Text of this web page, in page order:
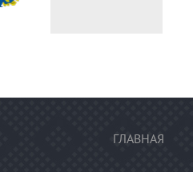
ГЛАВНАЯ